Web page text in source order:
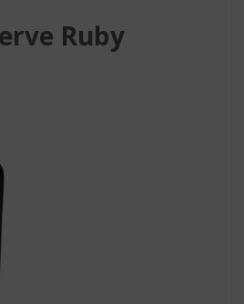
Ruby